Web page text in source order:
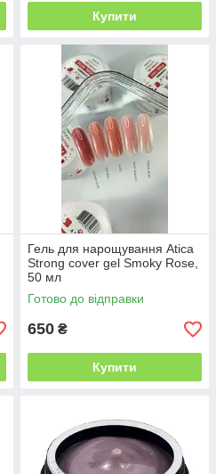
Купити
Гель для нарощування Atica
Strong cover gel Smoky Rose,
50 мл
Готово до відправки
650 ₴
Купити